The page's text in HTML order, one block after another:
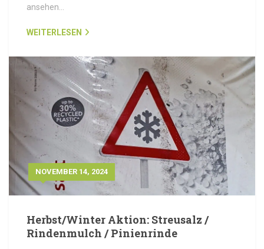
ansehen…
WEITERLESEN
NOVEMBER 14, 2024
Herbst/Winter Aktion: Streusalz /
Rindenmulch / Pinienrinde